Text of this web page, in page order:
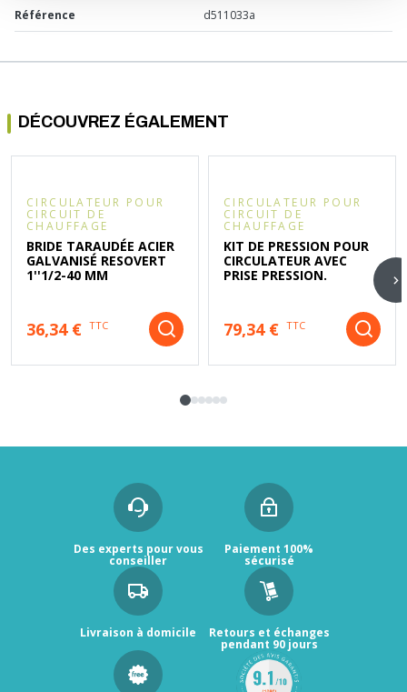
Référence d511033a
DÉCOUVREZ ÉGALEMENT
CIRCULATEUR POUR
CIRCUIT DE
CHAUFFAGE
BRIDE TARAUDÉE ACIER
GALVANISÉ RESOVERT
1''1/2-40 MM
36,34 € TTC
CIRCULATEUR POUR
CIRCUIT DE
CHAUFFAGE
KIT DE PRESSION POUR
CIRCULATEUR AVEC
PRISE PRESSION.
79,34 € TTC
Des experts pour vous
conseiller
Paiement 100%
sécurisé
Livraison à domicile Retours et échanges
pendant 90 jours